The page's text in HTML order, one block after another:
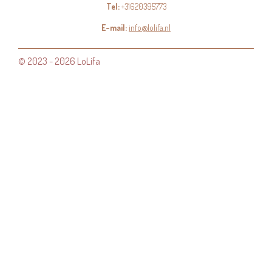
Tel:+31620395773
E-mail:info@lolifa.nl
© 2023 - 2026 LoLifa